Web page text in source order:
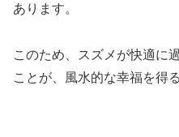
あります。
このため、スズメが快適に
ことが、風水的な幸福を得